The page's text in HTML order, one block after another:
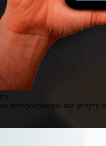
на интересующую вас услугу